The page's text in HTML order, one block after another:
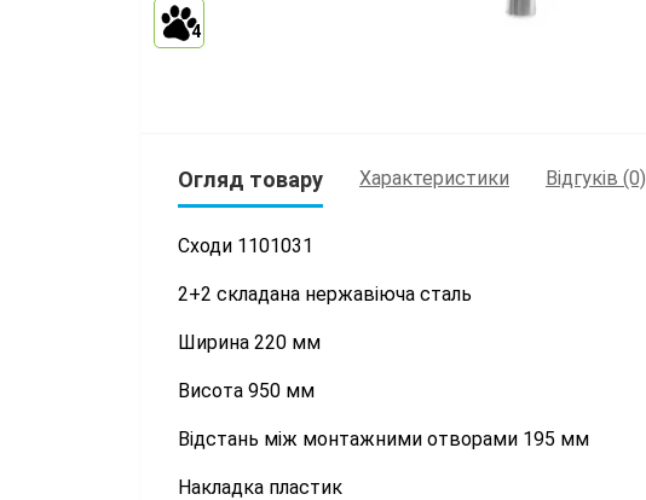
4
Огляд товару Характеристики Відгуків (0)
Сходи 1101031
2+2 складана нержавіюча сталь
Ширина 220 мм
Висота 950 мм
Відстань між монтажними отворами 195 мм
Накладка пластик